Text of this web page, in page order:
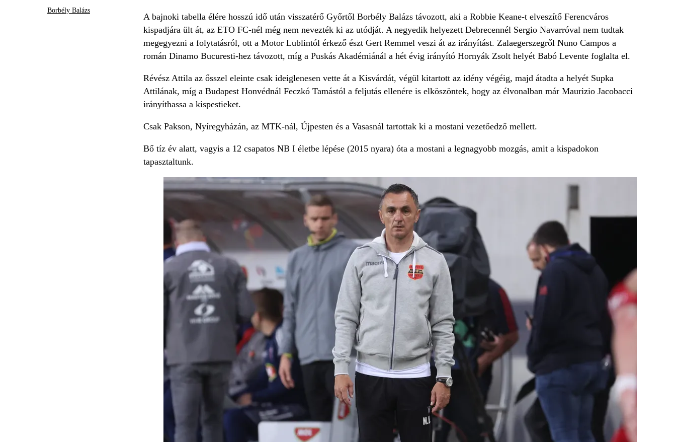
Borbély Balázs
A bajnoki tabella élére hosszú idő után visszatérő Győrtől Borbély Balázs távozott, aki a Robbie Keane-t elveszítő Ferencváros
kispadjára ült át, az ETO FC-nél még nem nevezték ki az utódját. A negyedik helyezett Debrecennél Sergio Navarróval nem tudtak
megegyezni a folytatásról, ott a Motor Lublintól érkező észt Gert Remmel veszi át az irányítást. Zalaegerszegről Nuno Campos a
román Dinamo Bucuresti-hez távozott, míg a Puskás Akadémiánál a hét évig irányító Hornyák Zsolt helyét Babó Levente foglalta el.
Révész Attila az ősszel eleinte csak ideiglenesen vette át a Kisvárdát, végül kitartott az idény végéig, majd átadta a helyét Supka
Attilának, míg a Budapest Honvédnál Feczkó Tamástól a feljutás ellenére is elköszöntek, hogy az élvonalban már Maurizio Jacobacci
irányíthassa a kispestieket.
Csak Pakson, Nyíregyházán, az MTK-nál, Újpesten és a Vasasnál tartottak ki a mostani vezetőedző mellett.
Bő tíz év alatt, vagyis a 12 csapatos NB I életbe lépése (2015 nyara) óta a mostani a legnagyobb mozgás, amit a kispadokon
tapasztaltunk.